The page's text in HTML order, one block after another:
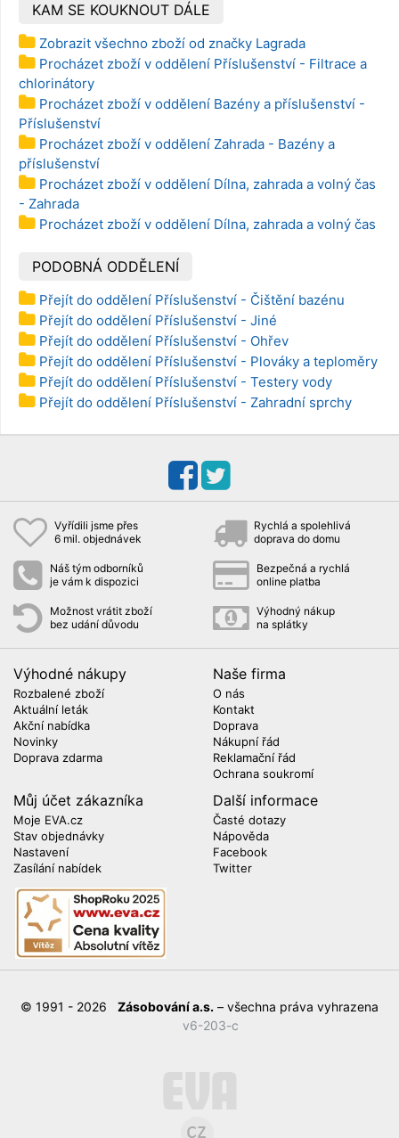
KAM SE KOUKNOUT DÁLE
Zobrazit všechno zboží od značky Lagrada
Procházet zboží v oddělení Příslušenství - Filtrace a
chlorinátory
Procházet zboží v oddělení Bazény a příslušenství -
Příslušenství
Procházet zboží v oddělení Zahrada - Bazény a
příslušenství
Procházet zboží v oddělení Dílna, zahrada a volný čas
- Zahrada
Procházet zboží v oddělení Dílna, zahrada a volný čas
PODOBNÁ ODDĚLENÍ
Přejít do oddělení Příslušenství - Čištění bazénu
Přejít do oddělení Příslušenství - Jiné
Přejít do oddělení Příslušenství - Ohřev
Přejít do oddělení Příslušenství - Plováky a teploměry
Přejít do oddělení Příslušenství - Testery vody
Přejít do oddělení Příslušenství - Zahradní sprchy
Vyřídili jsme přes
6 mil. objednávek
Rychlá a spolehlivá
doprava do domu
Náš tým odborníků
je vám k dispozici
Bezpečná a rychlá
online platba
Možnost vrátit zboží
bez udání důvodu
Výhodný nákup
na splátky
Výhodné nákupy
Rozbalené zboží
Aktuální leták
Akční nabídka
Novinky
Doprava zdarma
Naše firma
O nás
Kontakt
Doprava
Nákupní řád
Reklamační řád
Ochrana soukromí
Můj účet zákazníka
Moje EVA.cz
Stav objednávky
Nastavení
Zasílání nabídek
Další informace
Časté dotazy
Nápověda
Facebook
Twitter
© 1991 - 2026 Zásobování a.s. – všechna práva vyhrazena
v6-203-c